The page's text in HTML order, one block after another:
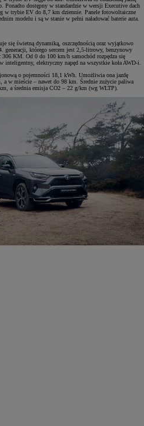
Ponadto dostępny w standardzie w wersji Executive dach
w trybie EV do 8,7 km dziennie. Panele fotowoltaiczne
modelu i są w stanie w pełni naładować baterie auta.
się świetną dynamiką, oszczędnością oraz wyjątkowo
generacji, którego sercem jest 2,5-litrowy, benzynowy
KM. Od 0 do 100 km/h samochód rozpędza się
inteligentny, elektryczny napęd na wszystkie koła AWD-i.
o pojemności 18,1 kWh. Umożliwia ona jazdę
w mieście – nawet do 98 km. Średnie zużycie paliwa
a średnia emisja CO2 – 22 g/km (wg WLTP).